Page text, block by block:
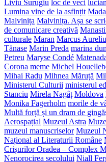
Liviu Surugiu loc de veci
Lumina vine de la asfințit
Malvinița Malvinița. Așa se
de comunicare creativă
culturale Maran Marcus
Tănase Marin Preda marina
Petreu Maryse Condé
Corona meme Michel
Mihai Radu Mihnea Măruță
Ministerul Culturii ministerul
Stanciu Mirela Nagâț Moldova
Monika Fagerholm morile de
Multă forță și un dram de
Aerospațial Muzeul Astra
muzeul manuscriselor Muzeul
Național al Literaturii Române
Crișurilor Oradea – Complex
Nenorocirea secolului Niall